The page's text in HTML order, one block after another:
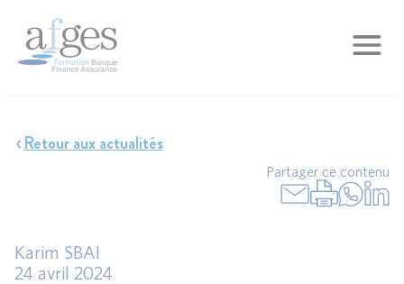
Retour aux actualités
Partager ce contenu
Karim SBAI
24 avril 2024